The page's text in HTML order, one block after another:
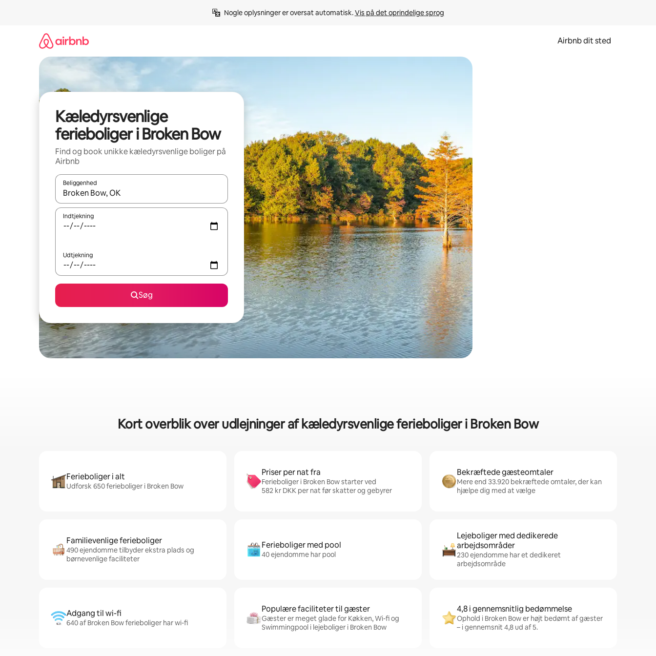
Nogle oplysninger er oversat automatisk. Vis på det oprindelige sprog
Airbnb dit sted
Kæledyrsvenlige
ferieboliger i Broken Bow
Find og book unikke kæledyrsvenlige boliger på
Airbnb
Beliggenhed
Når resultaterne er tilgængelige, skal du navigere med piletasterne op og ned eller se mere ved at trykke eller stryge.
Indtjekning
Udtjekning
Søg
Kort overblik over udlejninger af kæledyrsvenlige ferieboliger i Broken Bow
Ferieboliger i alt
Udforsk 650 ferieboliger i Broken Bow
Priser per nat fra
Ferieboliger i Broken Bow starter ved
582 kr DKK per nat før skatter og gebyrer
Bekræftede gæsteomtaler
Mere end 33.920 bekræftede omtaler, der kan
hjælpe dig med at vælge
Familievenlige ferieboliger
490 ejendomme tilbyder ekstra plads og
børnevenlige faciliteter
Ferieboliger med pool
40 ejendomme har pool
Lejeboliger med dedikerede
arbejdsområder
230 ejendomme har et dedikeret
arbejdsområde
Adgang til wi-fi
640 af Broken Bow ferieboliger har wi-fi
Populære faciliteter til gæster
Gæster er meget glade for Køkken, Wi-fi og
Swimmingpool i lejeboliger i Broken Bow
4,8 i gennemsnitlig bedømmelse
Ophold i Broken Bow er højt bedømt af gæster
– i gennemsnit 4,8 ud af 5.